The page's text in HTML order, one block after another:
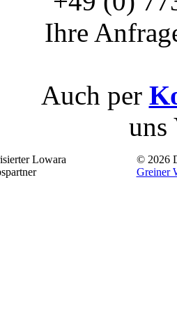
Ihre
Auch per
uns
© 2026
Greiner